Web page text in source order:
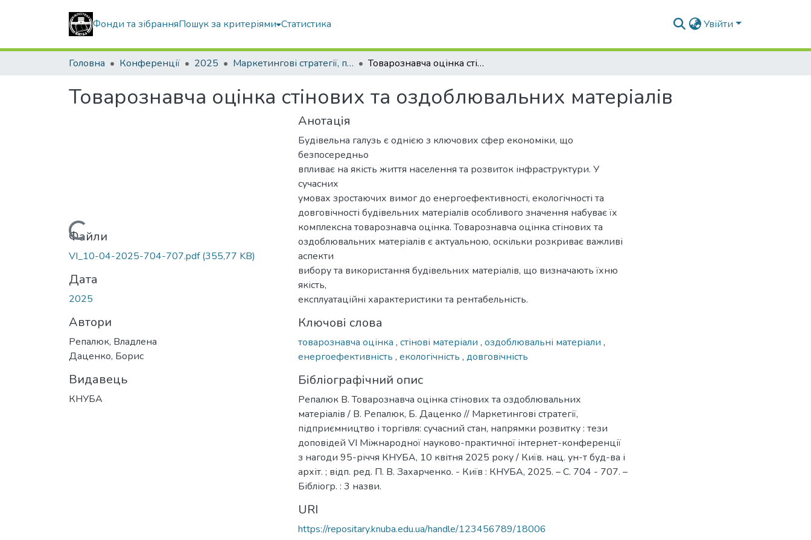
Фонди та зібранняПошук за критеріями Статистика Увійти
Головна Конференції 2025 Маркетингові стратегії, підприємництво і торгівля: сучасний стан, напрямки розвитку Товарознавча оцінка стінових та оздоблювальних матеріалів
Товарознавча оцінка стінових та оздоблювальних матеріалів
Вантажиться...
Файли
VI_10-04-2025-704-707.pdf(355,77 KB)
Дата
2025
Автори
Репалюк, Владлена
Даценко, Борис
Видавець
КНУБА
Анотація
Будівельна галузь є однією з ключових сфер економіки, що
безпосередньо
впливає на якість життя населення та розвиток інфраструктури. У
сучасних
умовах зростаючих вимог до енергоефективності, екологічності та
довговічності будівельних матеріалів особливого значення набуває їх
комплексна товарознавча оцінка. Товарознавча оцінка стінових та
оздоблювальних матеріалів є актуальною, оскільки розкриває важливі
аспекти
вибору та використання будівельних матеріалів, що визначають їхню
якість,
експлуатаційні характеристики та рентабельність.
Ключові слова
товарознавча оцінка , стінові матеріали , оздоблювальні матеріали ,
енергоефективність , екологічність , довговічність
Бібліографічний опис
Репалюк В. Товарознавча оцінка стінових та оздоблювальних
матеріалів / В. Репалюк, Б. Даценко // Маркетингові стратегії,
підприємництво і торгівля: сучасний стан, напрямки розвитку : тези
доповідей VІ Міжнародної науково-практичної інтернет-конференції
з нагоди 95-річчя КНУБА, 10 квітня 2025 року / Київ. нац. ун-т буд-ва і
архіт. ; відп. ред. П. В. Захарченко. - Київ : КНУБА, 2025. – С. 704 - 707. –
Бібліогр. : 3 назви.
URI
https://repositary.knuba.edu.ua/handle/123456789/18006